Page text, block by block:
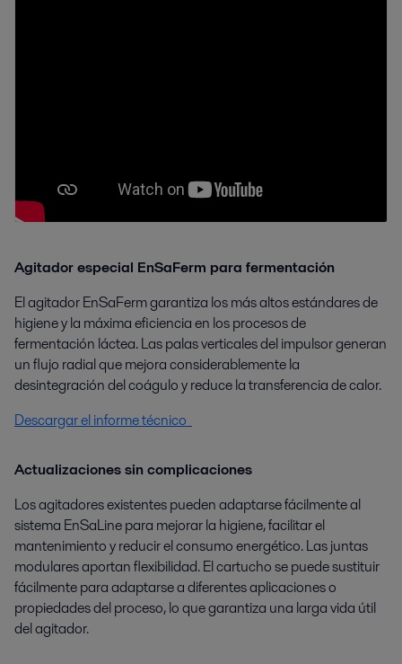
Agitador especial EnSaFerm para fermentación
El agitador EnSaFerm garantiza los más altos estándares de
higiene y la máxima eficiencia en los procesos de
fermentación láctea. Las palas verticales del impulsor generan
un flujo radial que mejora considerablemente la
desintegración del coágulo y reduce la transferencia de calor.
Descargar el informe técnico
Actualizaciones sin complicaciones
Los agitadores existentes pueden adaptarse fácilmente al
sistema EnSaLine para mejorar la higiene, facilitar el
mantenimiento y reducir el consumo energético. Las juntas
modulares aportan flexibilidad. El cartucho se puede sustituir
fácilmente para adaptarse a diferentes aplicaciones o
propiedades del proceso, lo que garantiza una larga vida útil
del agitador.